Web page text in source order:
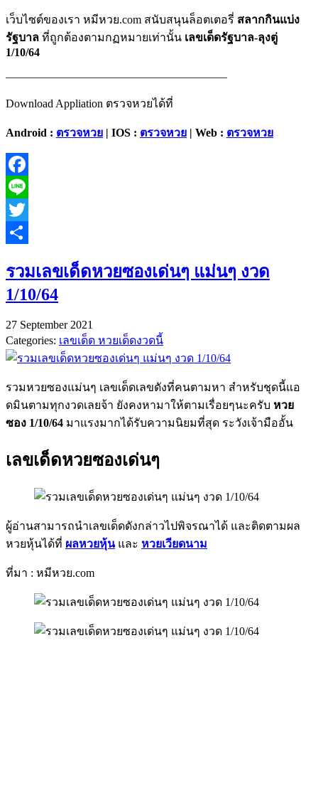
เว็บไซต์ของเรา หมีหวย.com สนับสนุนล็อตเตอรี่ สลากกินแบ่ง
รัฐบาล ที่ถูกต้องตามกฏหมายเท่านั้น เลขเด็ดรัฐบาล-ลุงตู่
1/10/64
———————————————————–
Download Appliation ตรวจหวยได้ที่
Android : ตรวจหวย | IOS : ตรวจหวย | Web : ตรวจหวย
Facebook
Line
Twitter
รวมเลขเด็ดหวยซองเด่นๆ แม่นๆ งวด
1/10/64
27 September 2021
Categories: เลขเด็ด หวยเด็ดงวดนี้
รวมหวยซองแม่นๆ เลขเด็ดเลขดังที่คนตามหา สำหรับชุดนี้แอ
ดมินตามทุกงวดเลยจ้า ยังคงหามาให้ตามเรื่อยๆนะครับ หวย
ซอง 1/10/64 มาแรงมากได้รับความนิยมที่สุด ระวังเจ้ามืออั้น
เลขเด็ดหวยซองเด่นๆ
ผู้อ่านสามารถนำเลขเด็ดดังกล่าวไปพิจรณาได้ และติดตามผล
หวยหุ้นได้ที่ ผลหวยหุ้นและ หวยเวียดนาม
ที่มา : หมีหวย.com